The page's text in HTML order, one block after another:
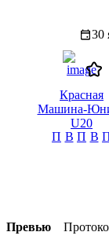
30
Красная
Машина-
U20
П В П В
Превью